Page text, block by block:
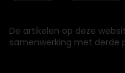
De artikelen op deze
samenwerking met